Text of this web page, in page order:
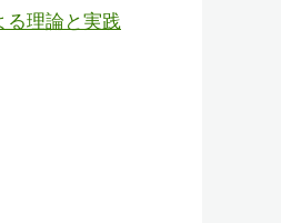
る理論と実践